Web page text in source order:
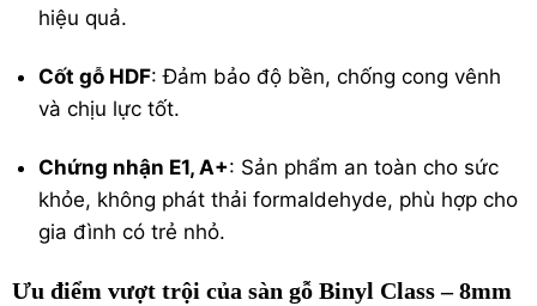
hiệu quả.
Cốt gỗ HDF: Đảm bảo độ bền, chống cong vênh
và chịu lực tốt.
Chứng nhận E1, A+: Sản phẩm an toàn cho sức
khỏe, không phát thải formaldehyde, phù hợp cho
gia đình có trẻ nhỏ.
Ưu điểm vượt trội của sàn gỗ Binyl Class – 8mm